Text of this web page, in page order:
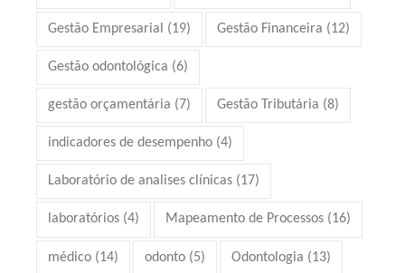
Gestão Empresarial (19) Gestão Financeira (12)
Gestão odontológica (6)
gestão orçamentária (7) Gestão Tributária (8)
indicadores de desempenho (4)
Laboratório de analises clínicas (17)
laboratórios (4) Mapeamento de Processos (16)
médico (14) odonto (5) Odontologia (13)